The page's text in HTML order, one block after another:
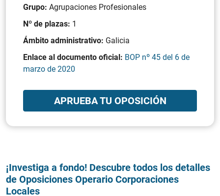
Grupo: Agrupaciones Profesionales
Nº de plazas: 1
Ámbito administrativo: Galicia
Enlace al documento oficial: BOP nº 45 del 6 de
marzo de 2020
APRUEBA TU OPOSICIÓN
¡Investiga a fondo! Descubre todos los detalles
de Oposiciones Operario Corporaciones
Locales